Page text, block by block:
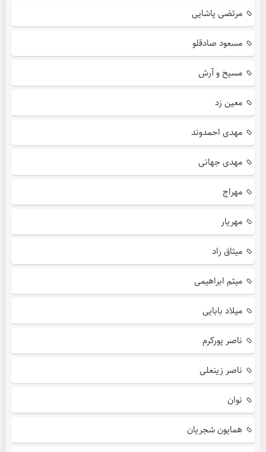
مرتضی پاشایی
مسعود صادقلو
مسیح و آرش
معین زد
مهدی احمدوند
مهدی جهانی
مهراج
مهریار
میثاق راد
میثم ابراهیمی
میلاد بابایی
ناصر پورکرم
ناصر زینعلی
نوان
همایون شجریان